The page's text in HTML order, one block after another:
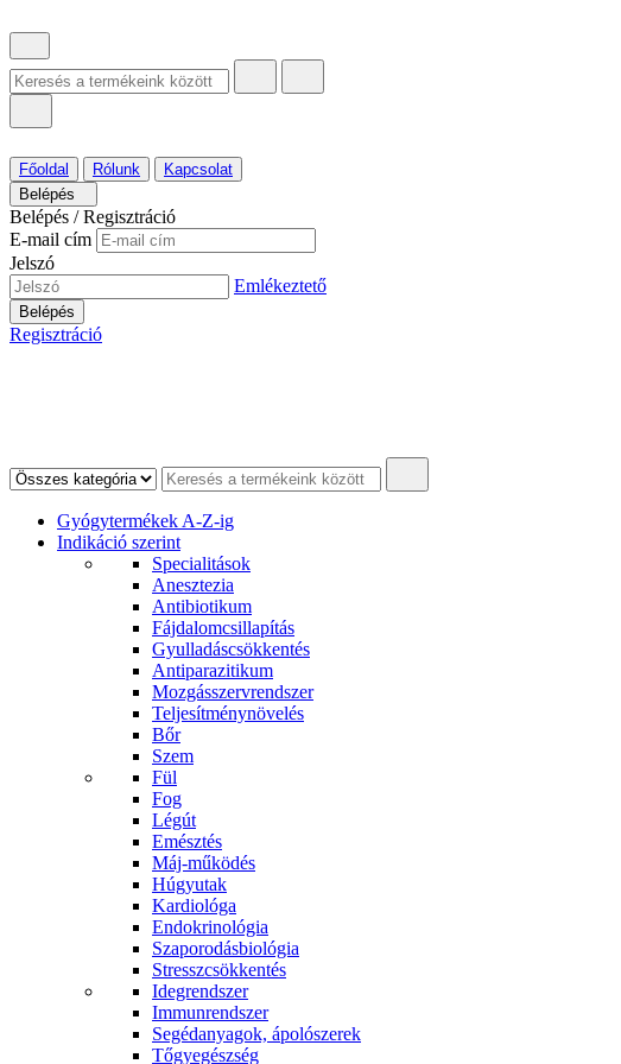
Főoldal Rólunk
Kapcsolat
Belépés
Belépés / Regisztráció
E-mail cím
Jelszó
Emlékeztető
Belépés
Regisztráció
Gyógytermékek A-Z-ig
Indikáció szerint
Specialitások
Anesztezia
Antibiotikum
Fájdalomcsillapítás
Gyulladáscsökkentés
Antiparazitikum
Mozgásszervrendszer
Teljesítménynövelés
Bőr
Szem
Fül
Fog
Légút
Emésztés
Máj-működés
Húgyutak
Kardiológa
Endokrinológia
Szaporodásbiológia
Stresszcsökkentés
Idegrendszer
Immunrendszer
Segédanyagok, ápolószerek
Tőgyegészség